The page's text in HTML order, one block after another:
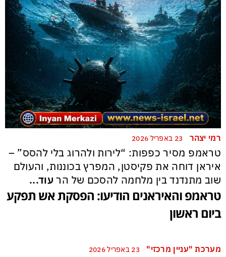
רמי יצהר
טראמפ מסיר כפפות: “לירות ולהרוג בלי להסס” –
איראן דוחה את פקיסטן, המפרץ בכוננות, והעולם
שוב מתנדנד בין מלחמה להסכם של הר עוד...
טראמפ והאיראנים הודיעו: הפסקת אש תפקע
ביום ראשון
מערכת "עניין מרכזי"